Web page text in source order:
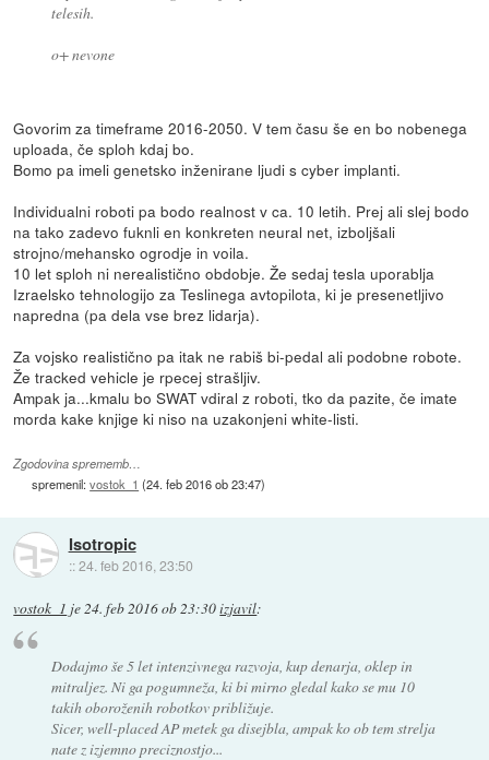
telesih.
o+ nevone
Govorim za timeframe 2016-2050. V tem času še en bo nobenega
uploada, če sploh kdaj bo.
Bomo pa imeli genetsko inženirane ljudi s cyber implanti.
Individualni roboti pa bodo realnost v ca. 10 letih. Prej ali slej bodo
na tako zadevo fuknli en konkreten neural net, izboljšali
strojno/mehansko ogrodje in voila.
10 let sploh ni nerealistično obdobje. Že sedaj tesla uporablja
Izraelsko tehnologijo za Teslinega avtopilota, ki je presenetljivo
napredna (pa dela vse brez lidarja).
Za vojsko realistično pa itak ne rabiš bi-pedal ali podobne robote.
Že tracked vehicle je rpecej strašljiv.
Ampak ja...kmalu bo SWAT vdiral z roboti, tko da pazite, če imate
morda kake knjige ki niso na uzakonjeni white-listi.
Zgodovina sprememb…
spremenil:vostok_1 (24. feb 2016 ob 23:47)
Isotropic
::24. feb 2016, 23:50
vostok_1 je24. feb 2016 ob 23:30izjavil:
Dodajmo še 5 let intenzivnega razvoja, kup denarja, oklep in
mitraljez. Ni ga pogumneža, ki bi mirno gledal kako se mu 10
takih oboroženih robotkov približuje.
Sicer, well-placed AP metek ga disejbla, ampak ko ob tem strelja
nate z izjemno preciznostjo...